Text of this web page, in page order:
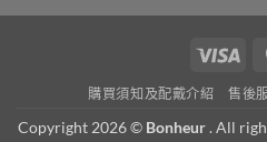
購買須知及配戴介紹 售後
Copyright 2026 © Bonheur. All